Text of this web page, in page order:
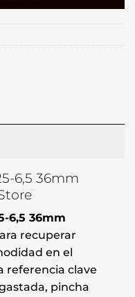
6,5 36mm
6,5 36mm
recuperar
en el
referencia clave
pincha